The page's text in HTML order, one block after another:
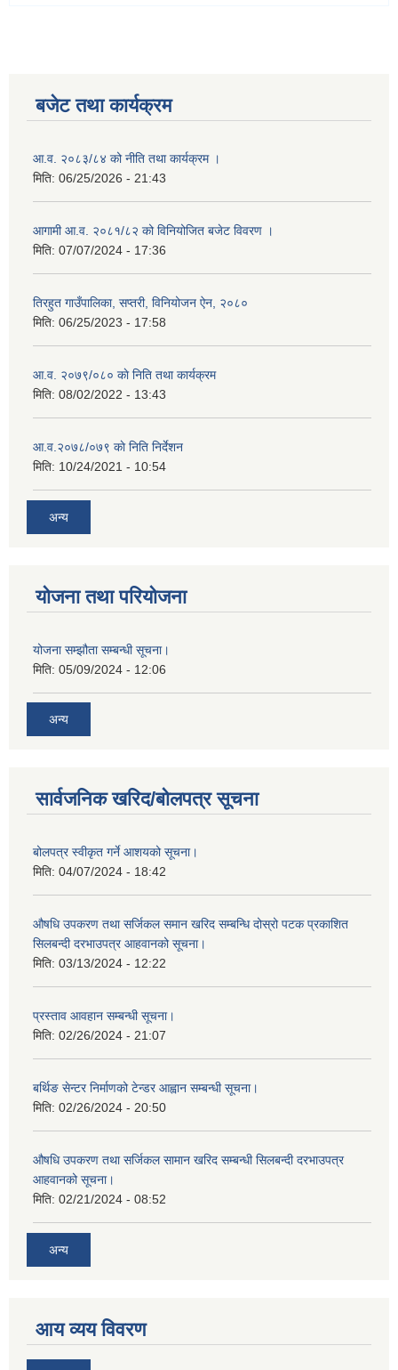
बजेट तथा कार्यक्रम
आ.व. २०८३/८४ को नीति तथा कार्यक्रम ।
मिति: 06/25/2026 - 21:43
आगामी आ.व. २०८१/८२ को विनियोजित बजेट विवरण ।
मिति: 07/07/2024 - 17:36
तिरहुत गाउँपालिका, सप्तरी, विनियोजन ऐन, २०८०
मिति: 06/25/2023 - 17:58
आ.व. २०७९/०८० काे निति तथा कार्यक्रम
मिति: 08/02/2022 - 13:43
आ.व.२०७८/०७९ काे निति निर्देशन
मिति: 10/24/2021 - 10:54
अन्य
योजना तथा परियोजना
योजना सम्झौता सम्बन्धी सूचना।
मिति: 05/09/2024 - 12:06
अन्य
सार्वजनिक खरिद/बोलपत्र सूचना
बोलपत्र स्वीकृत गर्ने आशयको सूचना।
मिति: 04/07/2024 - 18:42
औषधि उपकरण तथा सर्जिकल समान खरिद सम्बन्धि दोस्रो पटक प्रकाशित
सिलबन्दी दरभाउपत्र आहवानको सूचना।
मिति: 03/13/2024 - 12:22
प्रस्ताव आवहान सम्बन्धी सूचना।
मिति: 02/26/2024 - 21:07
बर्थिङ सेन्टर निर्माणको टेन्डर आह्वान सम्बन्धी सूचना।
मिति: 02/26/2024 - 20:50
औषधि उपकरण तथा सर्जिकल सामान खरिद सम्बन्धी सिलबन्दी दरभाउपत्र
आहवानको सूचना।
मिति: 02/21/2024 - 08:52
अन्य
आय व्यय विवरण